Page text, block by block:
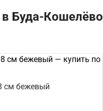
Буда-Кошелёво
см бежевый